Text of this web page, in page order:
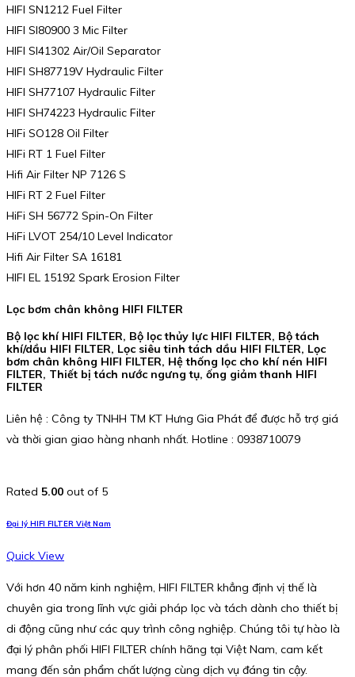
HIFI SN1212 Fuel Filter
HIFI SI80900 3 Mic Filter
HIFI SI41302 Air/Oil Separator
HIFI SH87719V Hydraulic Filter
HIFI SH77107 Hydraulic Filter
HIFI SH74223 Hydraulic Filter
HIFi SO128 Oil Filter
HIFi RT 1 Fuel Filter
Hifi Air Filter NP 7126 S
HIFi RT 2 Fuel Filter
HiFi SH 56772 Spin-On Filter
HiFi LVOT 254/10 Level Indicator
Hifi Air Filter SA 16181
HIFI EL 15192 Spark Erosion Filter
Lọc bơm chân không HIFI FILTER
Bộ lọc khí HIFI FILTER, Bộ lọc thủy lực HIFI FILTER, Bộ tách
khí/dầu HIFI FILTER, Lọc siêu tinh tách dầu HIFI FILTER, Lọc
bơm chân không HIFI FILTER, Hệ thống lọc cho khí nén HIFI
FILTER, Thiết bị tách nước ngưng tụ, ống giảm thanh HIFI
FILTER
Liên hệ : Công ty TNHH TM KT Hưng Gia Phát để được hỗ trợ giá
và thời gian giao hàng nhanh nhất. Hotline : 0938710079
Rated 5.00 out of 5
Đại lý HIFI FILTER Việt Nam
Quick View
Với hơn 40 năm kinh nghiệm, HIFI FILTER khẳng định vị thế là
chuyên gia trong lĩnh vực giải pháp lọc và tách dành cho thiết bị
di động cũng như các quy trình công nghiệp. Chúng tôi tự hào là
đại lý phân phối HIFI FILTER chính hãng tại Việt Nam, cam kết
mang đến sản phẩm chất lượng cùng dịch vụ đáng tin cậy.